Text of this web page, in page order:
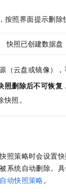
按照界面提示删除
快照已创建数据盘
（云盘或镜像），
照删除后不可恢复
快照。
照策略时会设置
系统自动删除。
动快照策略。